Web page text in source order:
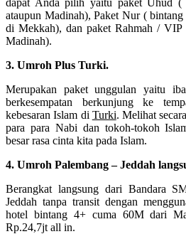
ataupun Madinah), Paket Nur (
di Mekkah), dan paket Rahmah /
Madinah).
3. Umroh Plus Turki.
Merupakan paket unggulan yaitu
berkesempatan berkunjung ke
kebesaran Islam di Turki. Melihat
para para Nabi dan tokoh-tokoh
besar rasa cinta kita pada Islam.
4. Umroh Palembang – Jeddah
Berangkat langsung dari Bandara
Jeddah tanpa transit dengan
hotel bintang 4+ cuma 60M dari
Rp.24,7jt all in.